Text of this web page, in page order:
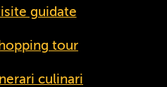
guidate
tour
culinari